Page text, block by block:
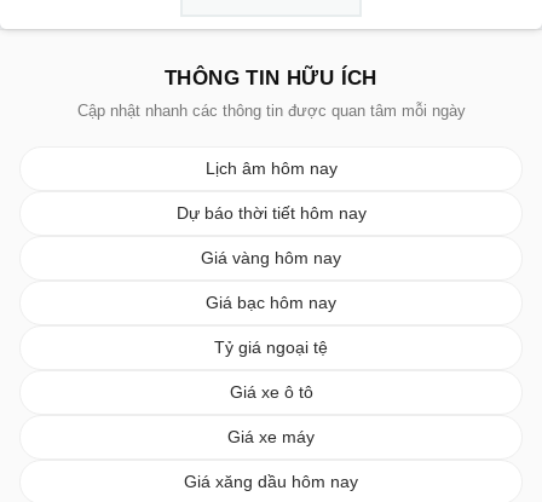
THÔNG TIN HỮU ÍCH
Cập nhật nhanh các thông tin được quan tâm mỗi ngày
Lịch âm hôm nay
Dự báo thời tiết hôm nay
Giá vàng hôm nay
Giá bạc hôm nay
Tỷ giá ngoại tệ
Giá xe ô tô
Giá xe máy
Giá xăng dầu hôm nay